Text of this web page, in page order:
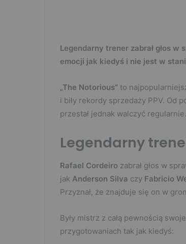
Legendarny trener zabrał głos
emocji jak kiedyś i nie jest w
„The Notorious” to
i biły rekordy sprzedaży PPV. Od
przestał jednak walczyć
Legendarny
Rafael Cordeiro zabrał głos w
jak Anderson Silva czy Fabricio
Przyznał, że znajduje się on w
Były mistrz z całą pewnością
przygotowaniach tak jak kiedyś: